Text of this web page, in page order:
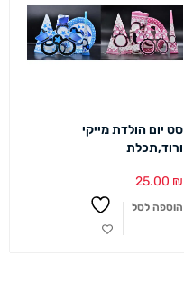
סט יום הולדת מייקי
ורוד,תכלת
25.00 ₪
הוספה לסל